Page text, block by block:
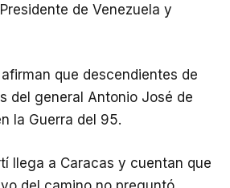
de Venezuela y
que descendientes de
del general Antonio José de
la Guerra del 95.
llega a Caracas y cuentan que